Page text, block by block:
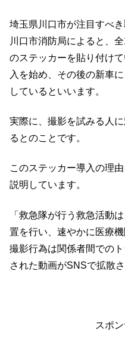
埼玉県川口市が注目すべ
川口市消防局によると、
のステッカーを貼り付け
入を始め、その後の新車
しているといいます。
実際に、撮影を試みる人
るとのことです。
このステッカー導入の理
説明しています。
「救急隊が行う救急活動
置を行い、速やかに医療
撮影行為は関係者間での
された動画がSNSで拡散
スポ